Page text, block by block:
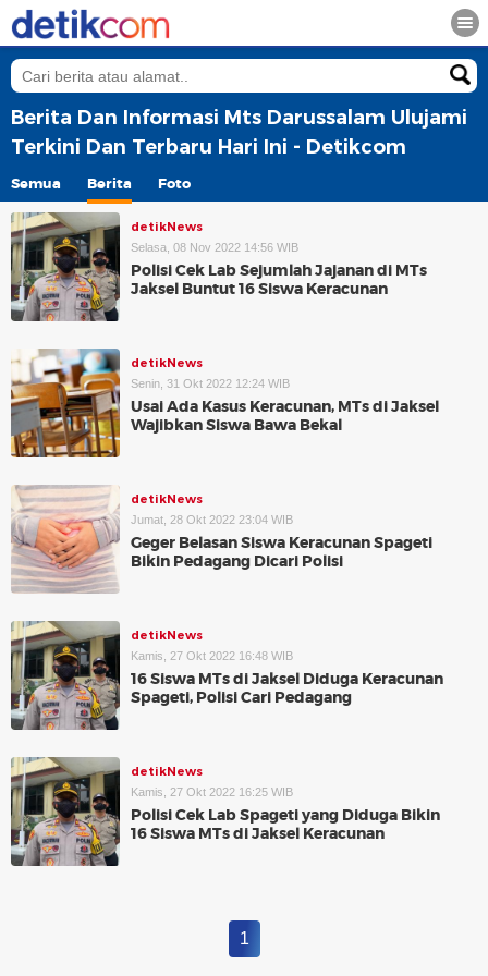
Berita Dan Informasi Mts Darussalam Ulujami
Terkini Dan Terbaru Hari Ini - Detikcom
Semua Berita Foto
detikNews
Selasa, 08 Nov 2022 14:56 WIB
Polisi Cek Lab Sejumlah Jajanan di MTs
Jaksel Buntut 16 Siswa Keracunan
detikNews
Senin, 31 Okt 2022 12:24 WIB
Usai Ada Kasus Keracunan, MTs di Jaksel
Wajibkan Siswa Bawa Bekal
detikNews
Jumat, 28 Okt 2022 23:04 WIB
Geger Belasan Siswa Keracunan Spageti
Bikin Pedagang Dicari Polisi
detikNews
Kamis, 27 Okt 2022 16:48 WIB
16 Siswa MTs di Jaksel Diduga Keracunan
Spageti, Polisi Cari Pedagang
detikNews
Kamis, 27 Okt 2022 16:25 WIB
Polisi Cek Lab Spageti yang Diduga Bikin
16 Siswa MTs di Jaksel Keracunan
1